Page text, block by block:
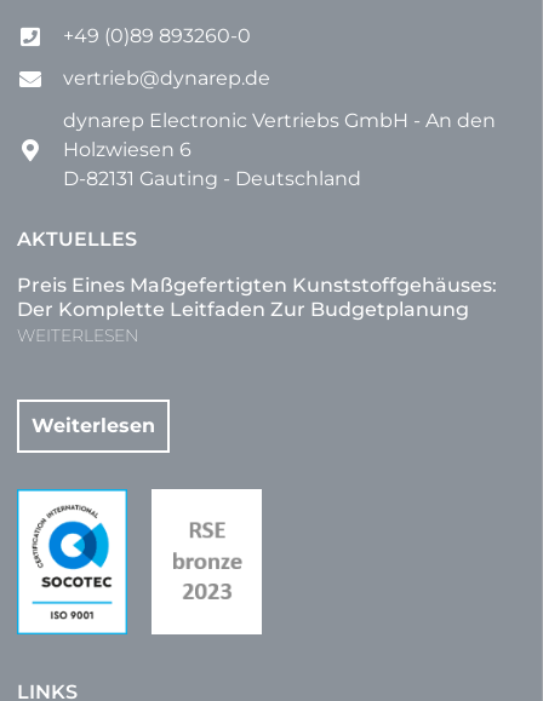
+49 (0)89 893260-0
vertrieb@dynarep.de
dynarep Electronic Vertriebs GmbH - An den
Holzwiesen 6
D-82131 Gauting - Deutschland
AKTUELLES
Preis Eines Maßgefertigten Kunststoffgehäuses:
Der Komplette Leitfaden Zur Budgetplanung
WEITERLESEN
Weiterlesen
LINKS